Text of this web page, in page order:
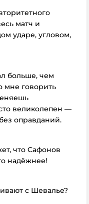
матч и
ударе, угловом,
больше, чем
мне говорить
великолепен —
оправданий.
что Сафонов
надёжнее!
с Шевалье?